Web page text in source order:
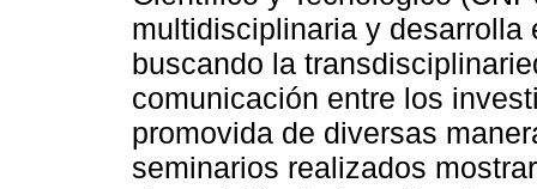
multidisciplinaria y
buscando la
comunicación entre los
promovida de diversas
seminarios realizados